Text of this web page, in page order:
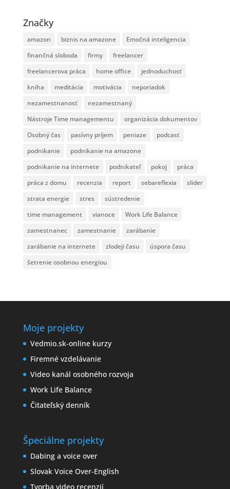
Značky
amazon biznis na amazone
Emočná inteligencia
finančná sloboda
firmy
freelancer
freelancerova práca
home office
jednoduchosť
kniha
meditácia motivácia
neporiadok
nezamestnanosť
nezamestnaný
Nástroje Time managementu
organizácia dokumentov
Osobný čas
pasívny príjem peniaze
podcast
podnikanie
podnikanie na amazone
podnikanie na internete
podnikateľ pokoj
práca
práca z domu
recenzia report sebareflexia
slider
strata energie
stres
sústredenie
time management
vianoce
Work Life Balance
zamestnanec
zamestnanie
zarábanie
zarábanie na internete
zlodeji času
úspora času
šetrenie osobnou energiou
Moje projekty
Vedmio.sk-online kurzy
Firemné vzdelávanie
Video kanál osobného rozvoja
Work Life Balance
Čitateľský denník
Špeciálne projekty
Dabing a voice over
Slovak Voice Over-English
Tvorba video recenzií